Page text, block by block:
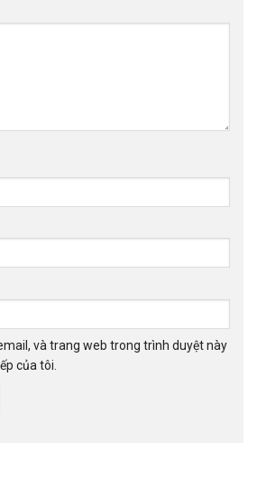
và trang web trong trình duyệt này
của tôi.